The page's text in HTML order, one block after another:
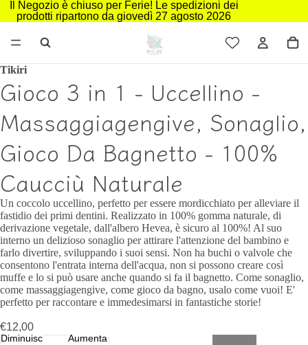
Il Negozio è chiuso per Ferie! Le spedizioni dei
prodotti ripartono da giovedì 27 agosto 2026
Tikiri
Gioco 3 in 1 - Uccellino -
Massaggiagengive, Sonaglio,
Gioco Da Bagnetto - 100%
Caucciù Naturale
Un coccolo uccellino, perfetto per essere mordicchiato per alleviare il
fastidio dei primi dentini. Realizzato in 100% gomma naturale, di
derivazione vegetale, dall'albero Hevea, è sicuro al 100%! Al suo
interno un delizioso sonaglio per attirare l'attenzione del bambino e
farlo divertire, sviluppando i suoi sensi. Non ha buchi o valvole che
consentono l'entrata interna dell'acqua, non si possono creare così
muffe e lo si può usare anche quando si fa il bagnetto. Come sonaglio,
come massaggiagengive, come gioco da bagno, usalo come vuoi! E'
perfetto per raccontare e immedesimarsi in fantastiche storie!
€12,00
Diminuisci
Aumenta